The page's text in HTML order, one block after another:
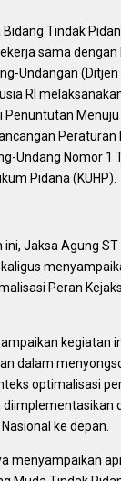
Tindak
sama
Undangan
RI
Penuntutan Menuju
Undang Nomor 1
Pidana (KUHP).
ini, Jaksa Agung
Peran
kegiatan
dalam
optimalisasi
diimplementasikan
ke depan.
menyampaikan